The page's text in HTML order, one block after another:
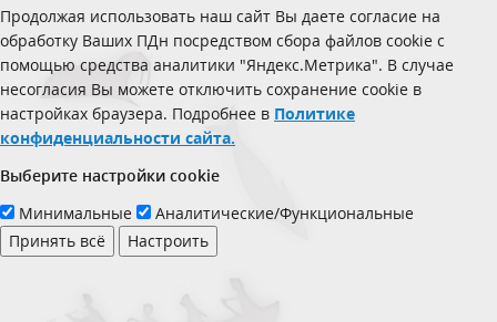
Продолжая использовать наш сайт Вы даете согласие на
обработку Ваших ПДн посредством сбора файлов cookie с
помощью средства аналитики "Яндекс.Метрика". В случае
несогласия Вы можете отключить сохранение cookie в
настройках браузера. Подробнее в Политике
конфиденциальности сайта.
Выберите настройки cookie
Минимальные
Аналитические/Функциональные
Принять всё
Настроить